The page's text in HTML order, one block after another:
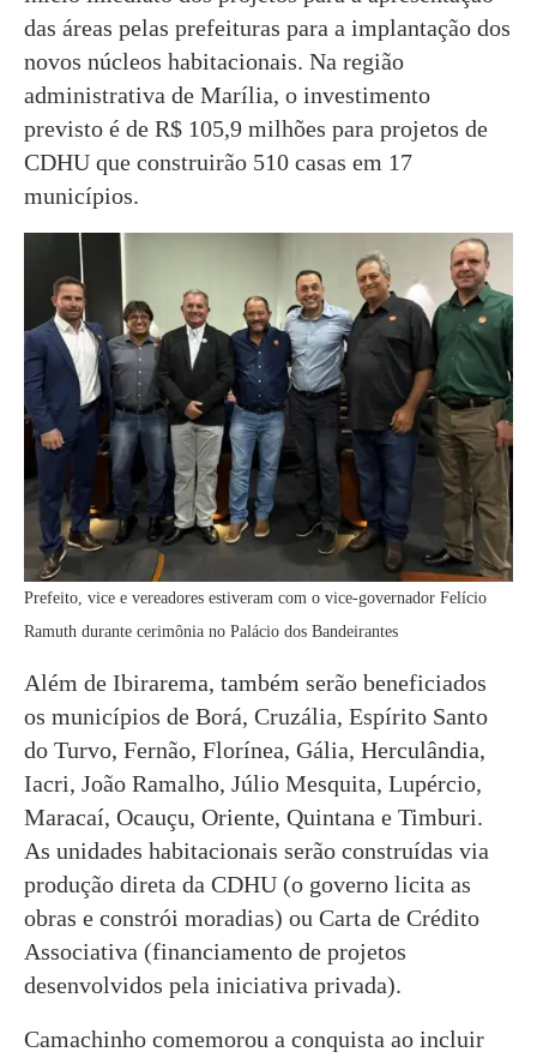
das áreas pelas prefeituras para a implantação dos
novos núcleos habitacionais. Na região
administrativa de Marília, o investimento
previsto é de R$ 105,9 milhões para projetos de
CDHU que construirão 510 casas em 17
municípios.
Prefeito, vice e vereadores estiveram com o vice-governador Felício
Ramuth durante cerimônia no Palácio dos Bandeirantes
Além de Ibirarema, também serão beneficiados
os municípios de Borá, Cruzália, Espírito Santo
do Turvo, Fernão, Florínea, Gália, Herculândia,
Iacri, João Ramalho, Júlio Mesquita, Lupércio,
Maracaí, Ocauçu, Oriente, Quintana e Timburi.
As unidades habitacionais serão construídas via
produção direta da CDHU (o governo licita as
obras e constrói moradias) ou Carta de Crédito
Associativa (financiamento de projetos
desenvolvidos pela iniciativa privada).
Camachinho comemorou a conquista ao incluir